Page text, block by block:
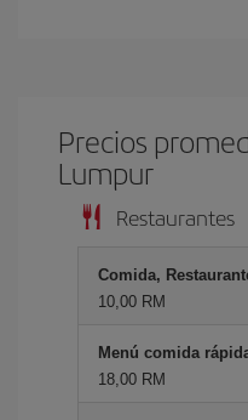
Precios
Lumpur
Restaurantes
Comida,
10,00 RM
Menú comida
18,00 RM